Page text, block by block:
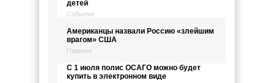
детей
События
Американцы назвали Россию «злейшим
врагом» США
Главное
С 1 июля полис ОСАГО можно будет
купить в электронном виде